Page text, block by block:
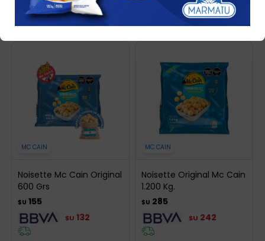
Filtrando por: Papas MC CAIN
Quitar filtros
MC CAIN
Noisette Mc Cain Original
600 Grs
$U 155
$U 132
MC CAIN
Noisette Original Mc Cain
1.200 Kg.
$U 285
$U 242